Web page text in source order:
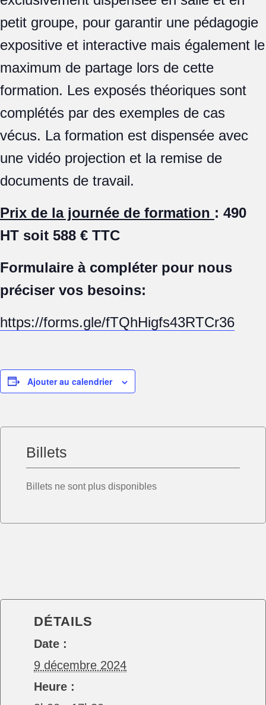
petit groupe, pour garantir une pédagogie
expositive et interactive mais également le
maximum de partage lors de cette
formation. Les exposés théoriques sont
complétés par des exemples de cas
vécus. La formation est dispensée avec
une vidéo projection et la remise de
documents de travail.
Prix de la journée de formation : 490
HT soit 588 € TTC
Formulaire à compléter pour nous
préciser vos besoins:
https://forms.gle/fTQhHigfs43RTCr36
Ajouter au calendrier
DÉTAILS
Date :
9 décembre 2024
Heure :
Billets
Billets ne sont plus disponibles